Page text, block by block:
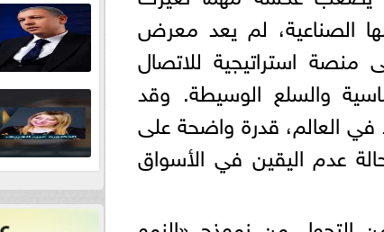
الصناعية، لم يعد معرض
منصة استراتيجية للاتصال
والسلع الوسيطة. وقد
في العالم، قدرة واضحة على
عدم اليقين في الأسواق